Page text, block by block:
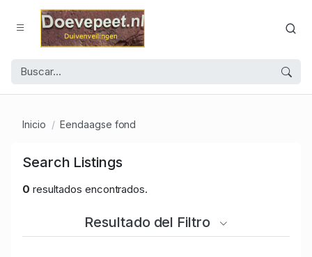
Inicio Eendaagse fond
Search Listings
0 resultados encontrados.
Resultado del Filtro